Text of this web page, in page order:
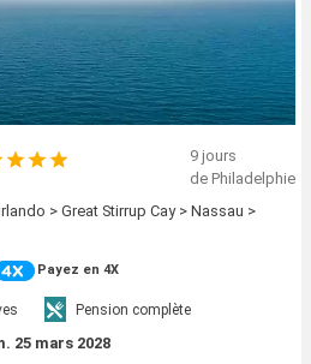
9 jours
de Philadelphie
> Great Stirrup Cay > Nassau >
Payez en 4X
Pension complète
25 mars 2028